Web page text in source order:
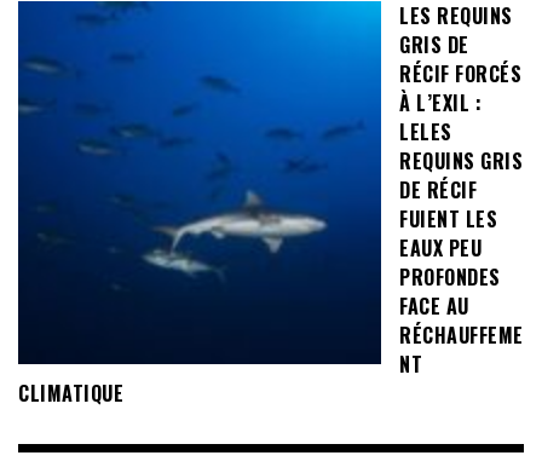
LES REQUINS
GRIS DE
RÉCIF FORCÉS
À L’EXIL :
LELES
REQUINS GRIS
DE RÉCIF
FUIENT LES
EAUX PEU
PROFONDES
FACE AU
RÉCHAUFFEME
NT
CLIMATIQUE